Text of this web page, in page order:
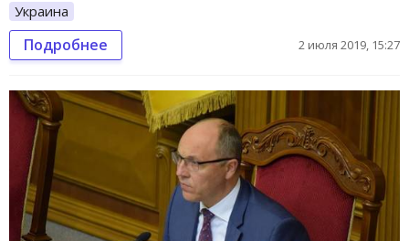
Украина
Подробнее 2 июля 2019, 15:27